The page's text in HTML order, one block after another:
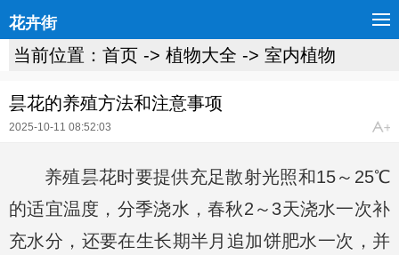
花卉街
当前位置： 首页 -> 植物大全 -> 室内植物
昙花的养殖方法和注意事项
2025-10-11 08:52:03
养殖昙花时要提供充足散射光照和15～25℃
的适宜温度，分季浇水，春秋2～3天浇水一次补
充水分，还要在生长期半月追加饼肥水一次，并